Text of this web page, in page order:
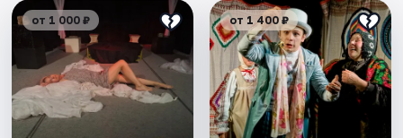
от 1 000 ₽ от 1 400 ₽